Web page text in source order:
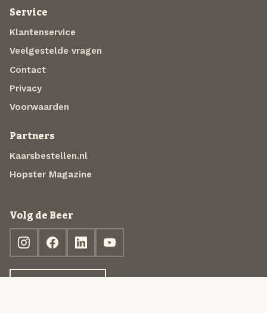
Service
Klantenservice
Veelgestelde vragen
Contact
Privacy
Voorwaarden
Partners
Kaarsbestellen.nl
Hopster Magazine
Volg de Beer